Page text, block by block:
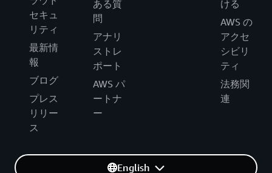
セキュ
リティ
最新情
報
ブログ
プレス
リリー
ス
ある質
問
アナリ
ストレ
ポート
AWS パ
ートナ
ー
ける
AWS の
アクセ
シビリ
ティ
法務関
連
English